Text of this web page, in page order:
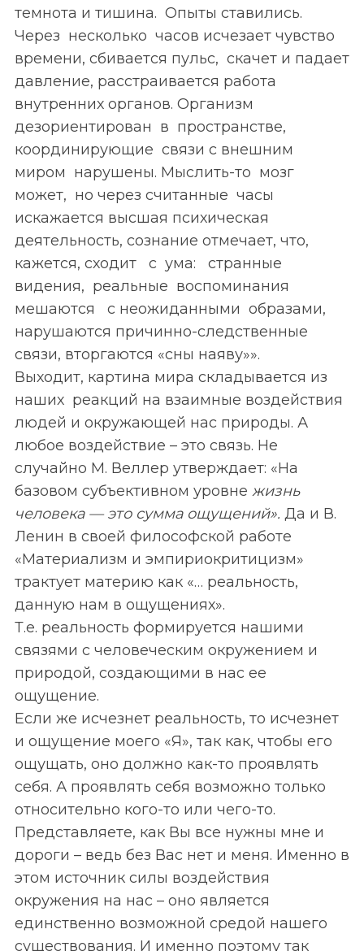
темнота и тишина. Опыты ставились.
Через несколько часов исчезает чувство
времени, сбивается пульс, скачет и падает
давление, расстраивается работа
внутренних органов. Организм
дезориентирован в пространстве,
координирующие связи с внешним
миром нарушены. Мыслить-то мозг
может, но через считанные часы
искажается высшая психическая
деятельность, сознание отмечает, что,
кажется, сходит с ума: странные
видения, реальные воспоминания
мешаются с неожиданными образами,
нарушаются причинно-следственные
связи, вторгаются «сны наяву»».
Выходит, картина мира складывается из
наших реакций на взаимные воздействия
людей и окружающей нас природы. А
любое воздействие – это связь. Не
случайно М. Веллер утверждает: «На
базовом субъективном уровне жизнь
человека — это сумма ощущений». Да и В.
Ленин в своей философской работе
«Материализм и эмпириокритицизм»
трактует материю как «… реальность,
данную нам в ощущениях».
Т.е. реальность формируется нашими
связями с человеческим окружением и
природой, создающими в нас ее
ощущение.
Если же исчезнет реальность, то исчезнет
и ощущение моего «Я», так как, чтобы его
ощущать, оно должно как-то проявлять
себя. А проявлять себя возможно только
относительно кого-то или чего-то.
Представляете, как Вы все нужны мне и
дороги – ведь без Вас нет и меня. Именно в
этом источник силы воздействия
окружения на нас – оно является
единственно возможной средой нашего
существования. И именно поэтому так